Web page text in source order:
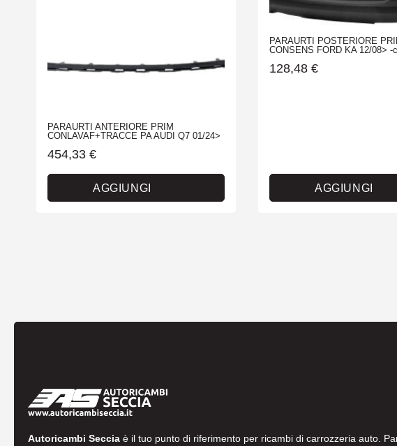
PARAURTI ANTERIORE PRIM
CONLAVAF+TRACCE PA AUDI Q7 01/24>
454,33 €
AGGIUNGI
PARAURTI POSTERIORE
CONSENS FORD KA 12/08> -
128,48 €
AGGIUNGI
Autoricambi Seccia è il tuo punto di riferimento per ricambi di carrozzeria auto.